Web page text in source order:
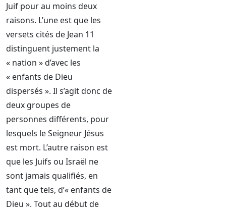
Juif pour au moins deux
raisons. L’une est que les
versets cités de Jean 11
distinguent justement la
« nation » d’avec les
« enfants de Dieu
dispersés ». Il s’agit donc de
deux groupes de
personnes différents, pour
lesquels le Seigneur Jésus
est mort. L’autre raison est
que les Juifs ou Israël ne
sont jamais qualifiés, en
tant que tels, d’« enfants de
Dieu ». Tout au début de